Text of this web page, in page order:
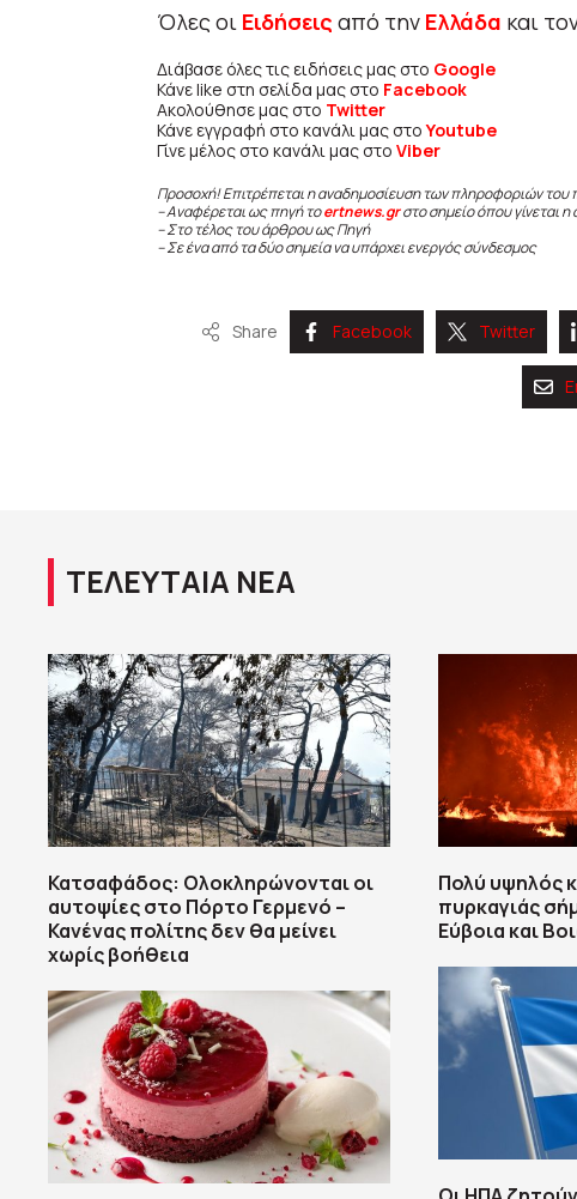
Όλες οι Ειδήσεις από την Ελλάδα και
Διάβασε όλες τις ειδήσεις μας στο Google
Κάνε like στη σελίδα μας στο Facebook
Ακολούθησε μας στο Twitter
Κάνε εγγραφή στο κανάλι μας στοYoutube
Γίνε μέλος στο κανάλι μας στο Viber
Προσοχή! Επιτρέπεται η αναδημοσίευση των πληροφοριών
– Αναφέρεται ως πηγή τοertnews.gr στο σημείο όπου γίνεται
– Στο τέλος του άρθρου ως Πηγή
– Σε ένα από τα δύο σημεία να υπάρχει ενεργός σύνδεσμος
Share Facebook Twitter
ΤΕΛΕΥΤΑΙΑ ΝΕΑ
Κατσαφάδος: Ολοκληρώνονται οι
αυτοψίες στο Πόρτο Γερμενό –
Κανένας πολίτης δεν θα μείνει
χωρίς βοήθεια
Πολύ υψηλός
πυρκαγιάς
Εύβοια και